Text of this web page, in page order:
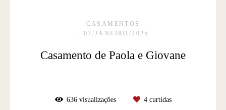
CASAMENTOS
07/JANEIRO/2025
Casamento de Paola e Giovane
636visualizações 4curtidas